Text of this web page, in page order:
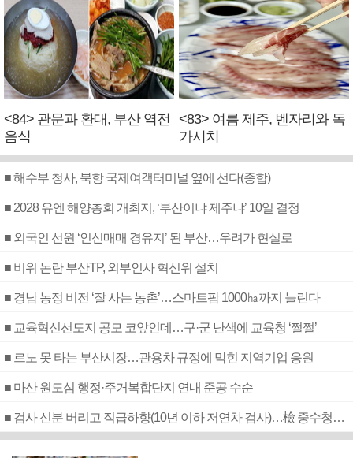
<84> 관문과 환대, 부산 역전
음식
<83> 여름 제주, 벤자리와 독
가시치
■ 해수부 청사, 북항 국제여객터미널 옆에 선다(종합)
■ 2028 유엔 해양총회 개최지, ‘부산이냐 제주냐’ 10일 결정
■ 외국인 선원 ‘인신매매 경유지’ 된 부산…우려가 현실로
■ 비위 논란 부산TP, 외부인사 혁신위 설치
■ 경남 농정 비전 ‘잘 사는 농촌’…스마트팜 1000㏊까지 늘린다
■ 교육혁신선도지 공모 코앞인데…구·군 난색에 교육청 ‘쩔쩔’
■ 르노 못 타는 부산시장…관용차 규정에 막힌 지역기업 응원
■ 마산 원도심 행정·주거복합단지 연내 준공 수순
■ 검사 신분 버리고 직급하향(10년 이하 저연차 검사)…檢 중수청행 기피